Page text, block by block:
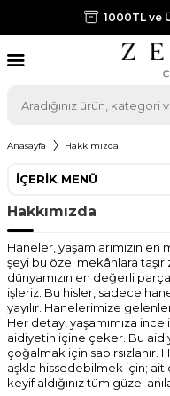
1000TL ve
Anasayfa Hakkımızda
İÇERIK MENÜ
Hakkımızda
Haneler, yaşamlarımızın
şeyi bu özel mekânlara
dünyamızın en değerli
işleriz. Bu hisler, sadece
yayılır. Hanelerimize
Her detay, yaşamımıza
aidiyetin içine çeker. Bu
çoğalmak için sabırsızlanır.
aşkla hissedebilmek için;
keyif aldığınız tüm güzel